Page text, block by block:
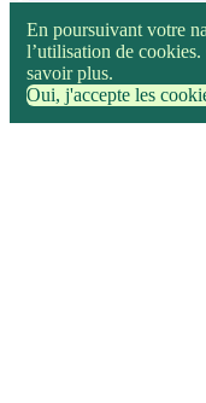
En poursuivant votre
l’utilisation de
savoir plus.
Oui, j'accepte les